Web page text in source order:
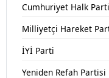
Cumhuriyet Halk
Milliyetçi Hareket
İYİ Parti
Yeniden Refah Partisi